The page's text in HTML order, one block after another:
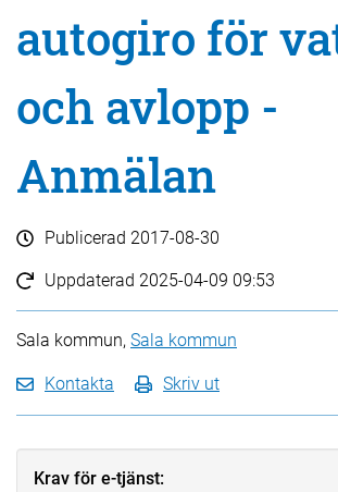
autogiro för
och avlopp -
Anmälan
Publicerad 2017-08-30
Uppdaterad 2025-04-09 09:53
Sala kommun, Sala kommun
Kontakta Skriv ut
Krav för e-tjänst: